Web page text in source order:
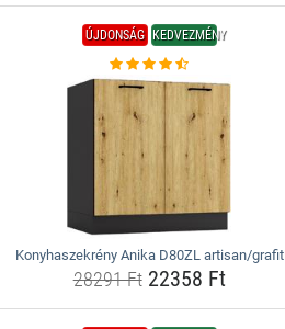
ÚJDONSÁG KEDVEZMÉNY
Konyhaszekrény Anika D80ZL artisan/grafit
28291 Ft22358 Ft